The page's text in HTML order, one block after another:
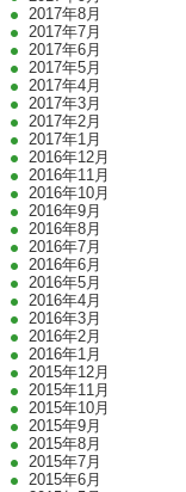
2017年8月
2017年7月
2017年6月
2017年5月
2017年4月
2017年3月
2017年2月
2017年1月
2016年12月
2016年11月
2016年10月
2016年9月
2016年8月
2016年7月
2016年6月
2016年5月
2016年4月
2016年3月
2016年2月
2016年1月
2015年12月
2015年11月
2015年10月
2015年9月
2015年8月
2015年7月
2015年6月